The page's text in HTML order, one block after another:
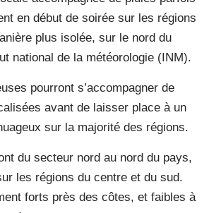
en début de soirée sur les régions
plus isolée, sur le nord du
national de la météorologie (INM).
pourront s’accompagner de
avant de laisser place à un
sur la majorité des régions.
du secteur nord au nord du pays,
les régions du centre et du sud.
forts près des côtes, et faibles à